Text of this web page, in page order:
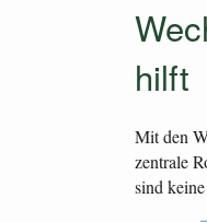
hilft
Mit den
zentrale
sind